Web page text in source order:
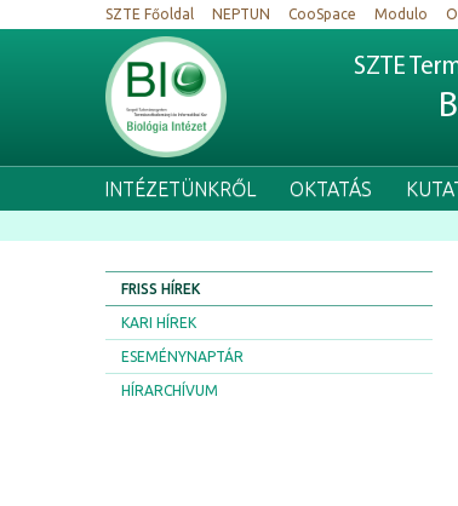
SZTE Főoldal NEPTUN CooSpace Modulo
SZTE
INTÉZETÜNKRŐL OKTATÁS
FRISS HÍREK
KARI HÍREK
ESEMÉNYNAPTÁR
HÍRARCHÍVUM